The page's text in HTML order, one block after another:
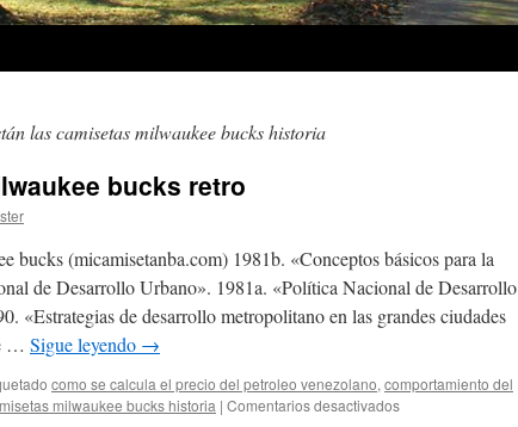
las camisetas milwaukee bucks historia
bucks retro
bucks (micamisetanba.com) 1981b. «Conceptos básicos para la
de Desarrollo Urbano». 1981a. «Política Nacional de Desarrollo
«Estrategias de desarrollo metropolitano en las grandes ciudades
… Sigue leyendo →
como se calcula el precio del petroleo venezolano, comportamiento del
milwaukee bucks historia | Comentarios desactivadosen